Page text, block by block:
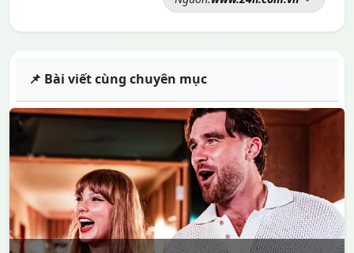
📌 Bài viết cùng chuyên mục